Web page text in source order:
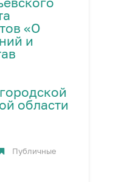
«О
и
области
Публичные